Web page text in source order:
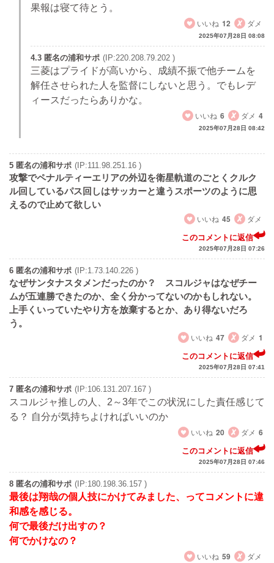
果報は寝て待とう。
いいね 12 ダメ
2025年07月28日 08:08
4.3 匿名の浦和サポ (IP:220.208.79.202 )
三菱はプライドが高いから、成績不振で他チームを
解任させられた人を監督にしないと思う。でもレデ
ィースだったらありかな。
いいね 6 ダメ 4
2025年07月28日 08:42
5 匿名の浦和サポ (IP:111.98.251.16 )
攻撃でペナルティーエリアの外辺を衛星軌道のごとくクルク
ル回しているパス回しはサッカーと違うスポーツのように思
えるので止めて欲しい
いいね 45 ダメ
このコメントに返信
2025年07月28日 07:26
6 匿名の浦和サポ (IP:1.73.140.226 )
なぜサンタナスタメンだったのか？ スコルジャはなぜチー
ムが五連勝できたのか、全く分かってないのかもしれない。
上手くいっていたやり方を放棄するとか、あり得ないだろ
う。
いいね 47 ダメ 1
このコメントに返信
2025年07月28日 07:41
7 匿名の浦和サポ (IP:106.131.207.167 )
スコルジャ推しの人、2～3年でこの状況にした責任感じて
る？ 自分が気持ちよければいいのか
いいね 20 ダメ 6
このコメントに返信
2025年07月28日 07:46
8 匿名の浦和サポ (IP:180.198.36.157 )
最後は翔哉の個人技にかけてみました、ってコメントに違
和感を感じる。
何で最後だけ出すの？
何でかけなの？
いいね 59 ダメ